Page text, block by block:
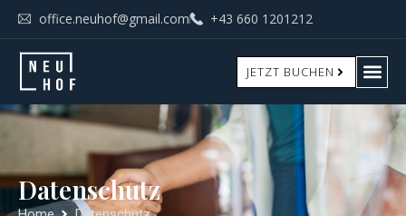
office.neuhof@gmail.com +43 660 1201212
JETZT BUCHEN
Datenschutz